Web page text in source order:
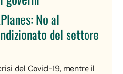
No al
del settore
del Covid-19, mentre il